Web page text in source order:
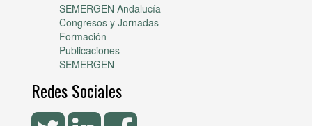
SEMERGEN Andalucía
Congresos y Jornadas
Formación
Publicaciones
SEMERGEN
Redes Sociales